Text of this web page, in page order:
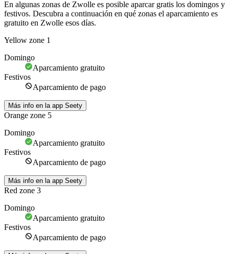
En algunas zonas de Zwolle es posible aparcar gratis los domingos y
festivos. Descubra a continuación en qué zonas el aparcamiento es
gratuito en Zwolle esos días.
Yellow zone 1
Domingo
Aparcamiento gratuito
Festivos
Aparcamiento de pago
Más info en la app Seety
Orange zone 5
Domingo
Aparcamiento gratuito
Festivos
Aparcamiento de pago
Más info en la app Seety
Red zone 3
Domingo
Aparcamiento gratuito
Festivos
Aparcamiento de pago